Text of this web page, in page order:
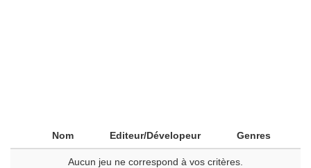
Nom Editeur/Dévelopeur Genres
Aucun jeu ne correspond à vos critères.